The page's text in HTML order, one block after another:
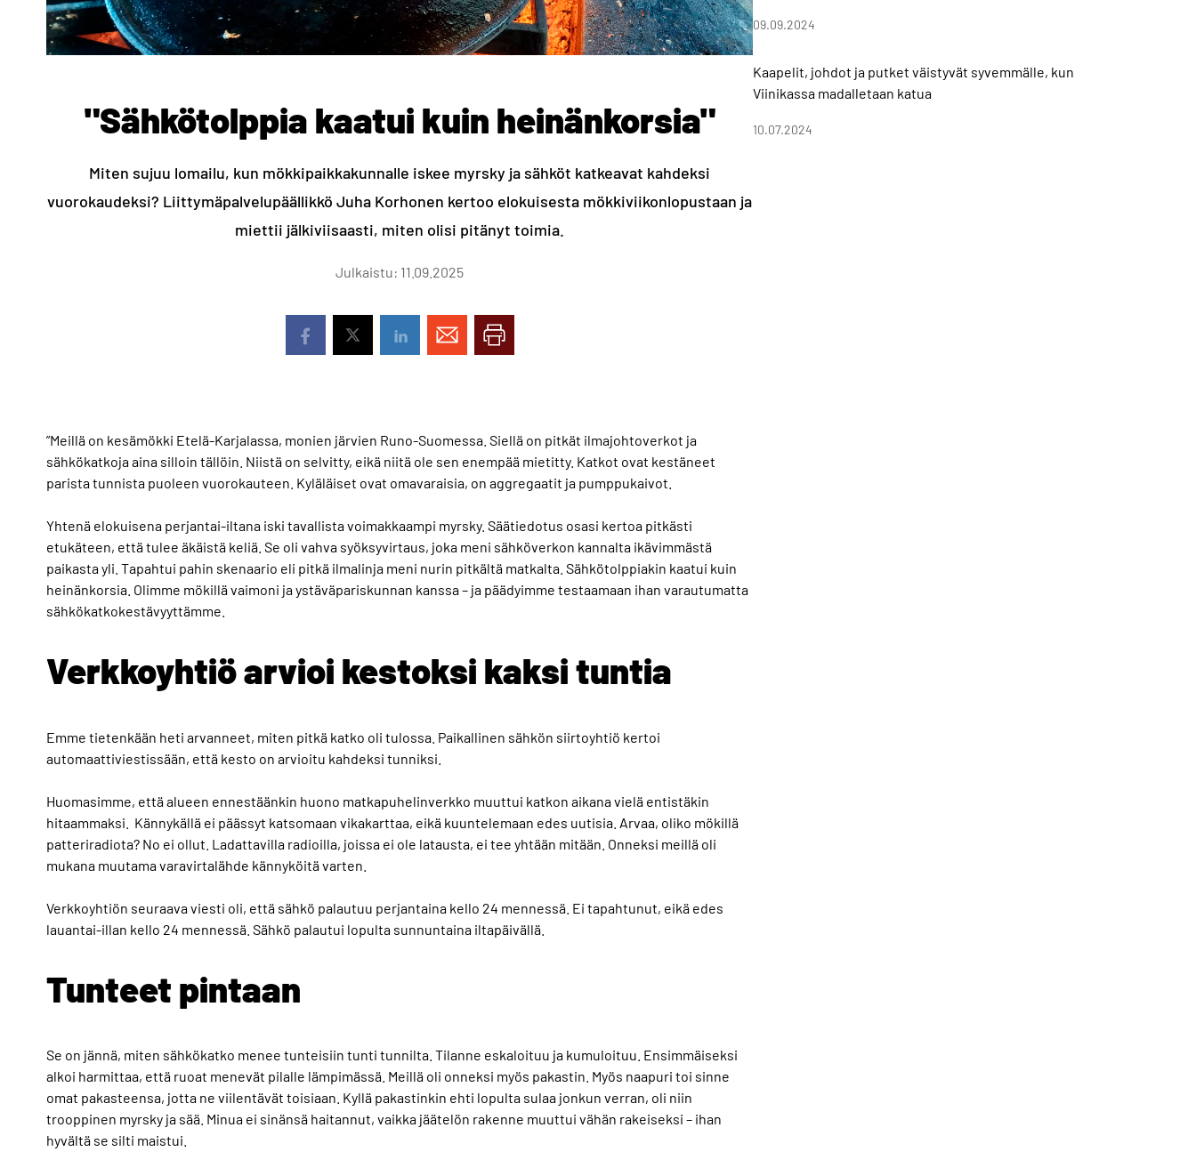
"Sähkötolppia kaatui kuin heinänkorsia"
Miten sujuu lomailu, kun mökkipaikkakunnalle iskee myrsky ja sähköt katkeavat kahdeksi
vuorokaudeksi? Liittymäpalvelupäällikkö Juha Korhonen kertoo elokuisesta mökkiviikonlopustaan ja
miettii jälkiviisaasti, miten olisi pitänyt toimia.
Julkaistu: 11.09.2025
”Meillä on kesämökki Etelä-Karjalassa, monien järvien Runo-Suomessa. Siellä on pitkät ilmajohtoverkot ja
sähkökatkoja aina silloin tällöin. Niistä on selvitty, eikä niitä ole sen enempää mietitty. Katkot ovat kestäneet
parista tunnista puoleen vuorokauteen. Kyläläiset ovat omavaraisia, on aggregaatit ja pumppukaivot.
Yhtenä elokuisena perjantai-iltana iski tavallista voimakkaampi myrsky. Säätiedotus osasi kertoa pitkästi
etukäteen, että tulee äkäistä keliä. Se oli vahva syöksyvirtaus, joka meni sähköverkon kannalta ikävimmästä
paikasta yli. Tapahtui pahin skenaario eli pitkä ilmalinja meni nurin pitkältä matkalta. Sähkötolppiakin kaatui kuin
heinänkorsia. Olimme mökillä vaimoni ja ystäväpariskunnan kanssa – ja päädyimme testaamaan ihan varautumatta
sähkökatkokestävyyttämme.
Verkkoyhtiö arvioi kestoksi kaksi tuntia
Emme tietenkään heti arvanneet, miten pitkä katko oli tulossa. Paikallinen sähkön siirtoyhtiö kertoi
automaattiviestissään, että kesto on arvioitu kahdeksi tunniksi.
Huomasimme, että alueen ennestäänkin huono matkapuhelinverkko muuttui katkon aikana vielä entistäkin
hitaammaksi. Kännykällä ei päässyt katsomaan vikakarttaa, eikä kuuntelemaan edes uutisia. Arvaa, oliko mökillä
patteriradiota? No ei ollut. Ladattavilla radioilla, joissa ei ole latausta, ei tee yhtään mitään. Onneksi meillä oli
mukana muutama varavirtalähde kännyköitä varten.
Verkkoyhtiön seuraava viesti oli, että sähkö palautuu perjantaina kello 24 mennessä. Ei tapahtunut, eikä edes
lauantai-illan kello 24 mennessä. Sähkö palautui lopulta sunnuntaina iltapäivällä.
Tunteet pintaan
Se on jännä, miten sähkökatko menee tunteisiin tunti tunnilta. Tilanne eskaloituu ja kumuloituu. Ensimmäiseksi
alkoi harmittaa, että ruoat menevät pilalle lämpimässä. Meillä oli onneksi myös pakastin. Myös naapuri toi sinne
omat pakasteensa, jotta ne viilentävät toisiaan. Kyllä pakastinkin ehti lopulta sulaa jonkun verran, oli niin
trooppinen myrsky ja sää. Minua ei sinänsä haitannut, vaikka jäätelön rakenne muuttui vähän rakeiseksi – ihan
hyvältä se silti maistui.
09.09.2024
Kaapelit, johdot ja putket väistyvät syvemmälle, kun
Viinikassa madalletaan katua
10.07.2024